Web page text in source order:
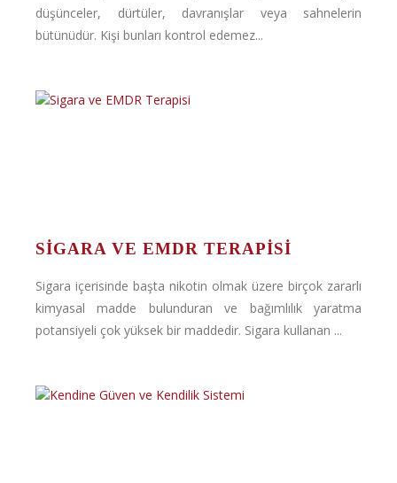
düşünceler, dürtüler, davranışlar veya sahnelerin
bütünüdür. Kişi bunları kontrol edemez...
SIGARA VE EMDR TERAPISI
Sigara içerisinde başta nikotin olmak üzere birçok zararlı
kimyasal madde bulunduran ve bağımlılık yaratma
potansiyeli çok yüksek bir maddedir. Sigara kullanan ...